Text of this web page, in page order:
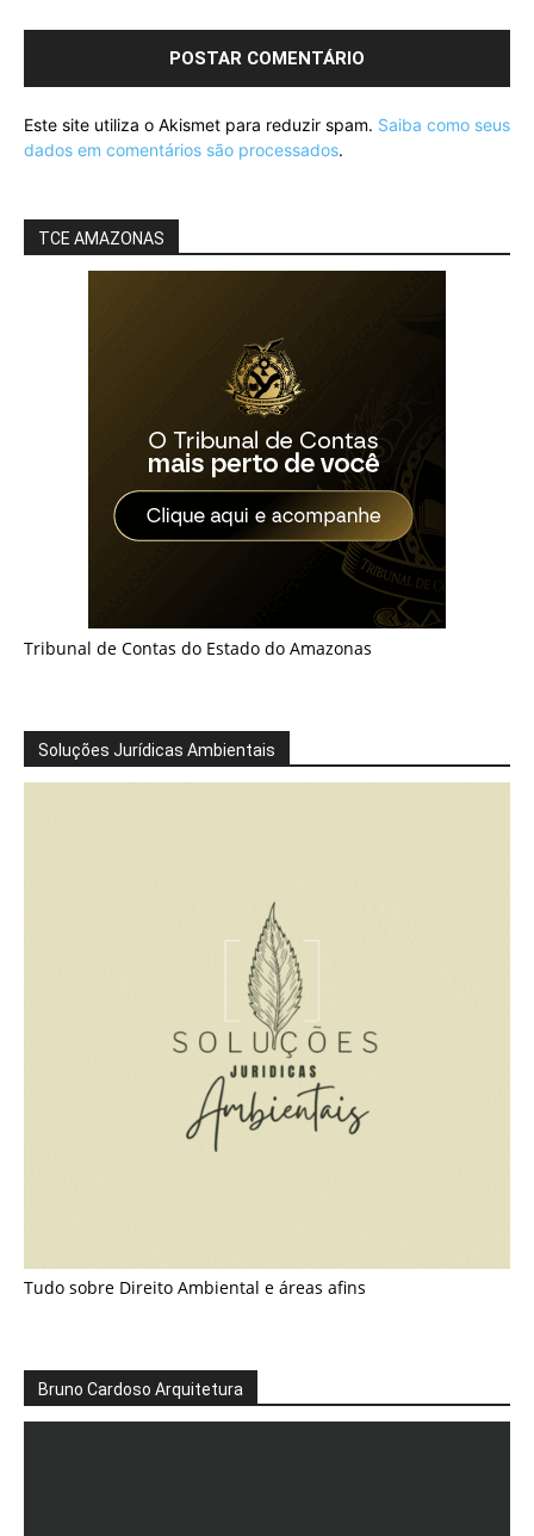
Este site utiliza o Akismet para reduzir spam. Saiba como seus
dados em comentários são processados.
TCE AMAZONAS
Tribunal de Contas do Estado do Amazonas
Soluções Jurídicas Ambientais
Tudo sobre Direito Ambiental e áreas afins
Bruno Cardoso Arquitetura